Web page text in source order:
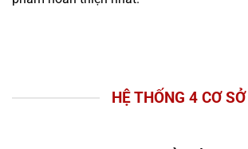
HỆ THỐNG 4 CƠ SỞ